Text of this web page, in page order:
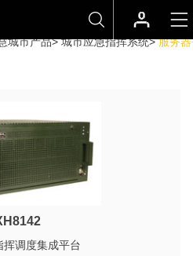
城市产品>城市应急指挥系统>服务
挥调度集成平台